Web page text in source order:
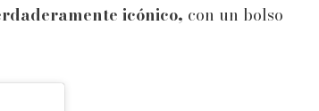
icónico, con un bolso